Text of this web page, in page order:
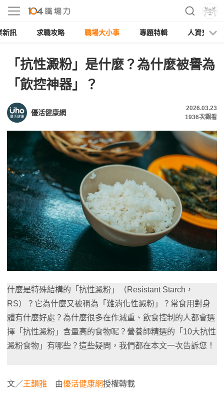
新訊 求職攻略 職場大小事 專題特輯 人資充電
「抗性澱粉」是什麼？為什麼被譽為
「飲控神器」？
優活健康網
2026.03.23
1936次觀看
什麼是特殊結構的「抗性澱粉」（Resistant Starch，
RS）？它為什麼又被稱為「難消化性澱粉」？常食用對身
體有什麼好處？為什麼很多在作減重、飲食控制的人都會選
擇「抗性澱粉」含量高的食物呢？營養師精選的「10大抗性
澱粉食物」有哪些？這些疑問，我們都在本文一次告訴您！
文／王韻雅 由優活健康網授權轉載